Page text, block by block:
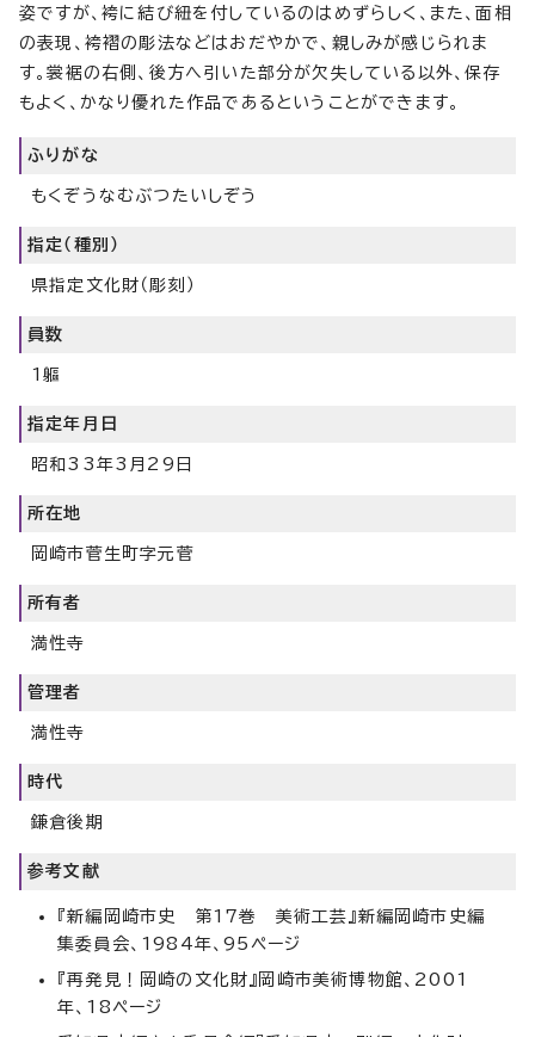
姿ですが、袴に結び紐を付しているのはめずらしく、また、面相
の表現、袴褶の彫法などはおだやかで、親しみが感じられま
す。裳裾の右側、後方へ引いた部分が欠失している以外、保存
もよく、かなり優れた作品であるということができます。
ふりがな
もくぞうなむぶつたいしぞう
指定（種別）
県指定文化財（彫刻）
員数
1軀
指定年月日
昭和33年3月29日
所在地
岡崎市菅生町字元菅
所有者
満性寺
管理者
満性寺
時代
鎌倉後期
参考文献
『新編岡崎市史 第17巻 美術工芸』新編岡崎市史編
集委員会、1984年、95ページ
『再発見！岡崎の文化財』岡崎市美術博物館、2001
年、18ページ